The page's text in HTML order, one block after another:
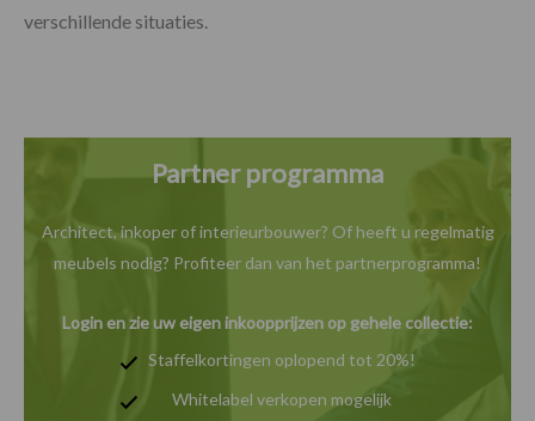
verschillende situaties.
Partner programma
Architect, inkoper of interieurbouwer? Of heeft u regelmatig
meubels nodig? Profiteer dan van het partnerprogramma!
Login en zie uw eigen inkoopprijzen op gehele collectie:
Staffelkortingen oplopend tot 20%!
Whitelabel verkopen mogelijk